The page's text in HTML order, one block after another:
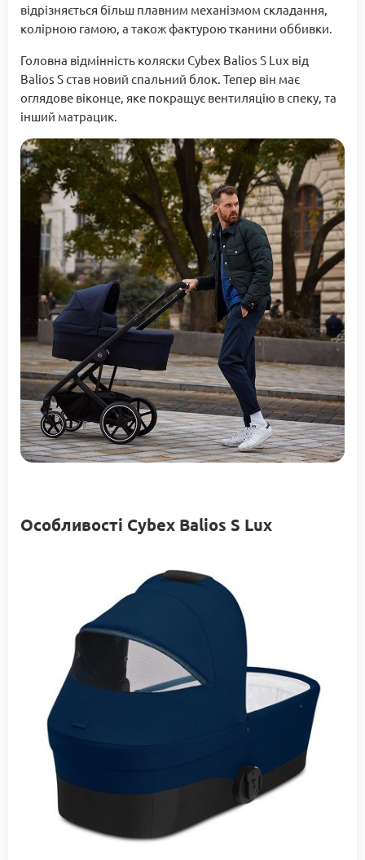
відрізняється більш плавним механізмом складання,
колірною гамою, а також фактурою тканини оббивки.
Головна відмінність коляски Cybex Balios S Lux від
Balios S став новий спальний блок. Тепер він має
оглядове віконце, яке покращує вентиляцію в спеку, та
інший матрацик.
Особливості Сybex Balios S Lux